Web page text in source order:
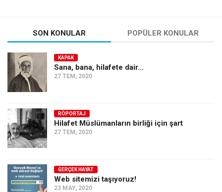
SON KONULAR POPÜLER KONULAR
KAPAK
Sana, bana, hilafete dair…
27 TEM, 2020
RÖPORTAJ
Hilafet Müslümanların birliği için şart
27 TEM, 2020
GERÇEK HAYAT
Web sitemizi taşıyoruz!
23 MAY, 2020